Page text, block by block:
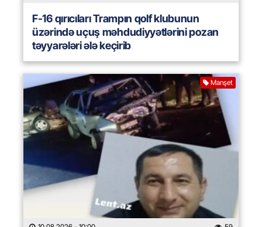
F-16 qırıcıları Trampın qolf klubunun
üzərində uçuş məhdudiyyətlərini pozan
təyyarələri ələ keçirib
Manşet